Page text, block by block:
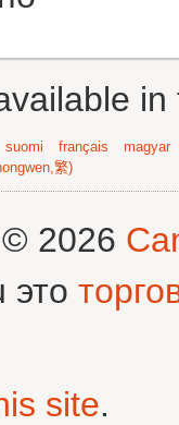
suomi français
magyar
繁)
2026
это
site.